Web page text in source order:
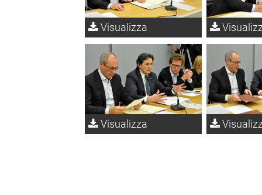
Visualizza
Visualizza